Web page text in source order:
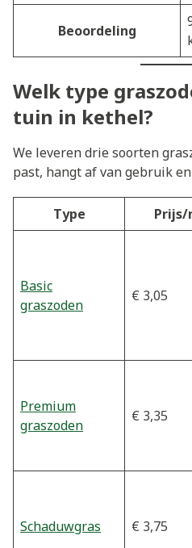
Beoordeling
Welk type
tuin in kethel?
We leveren drie soorten
past, hangt af van gebruik
Type Prijs/
Basic
graszoden
€ 3,05
Premium
graszoden
€ 3,35
Schaduwgras € 3,75